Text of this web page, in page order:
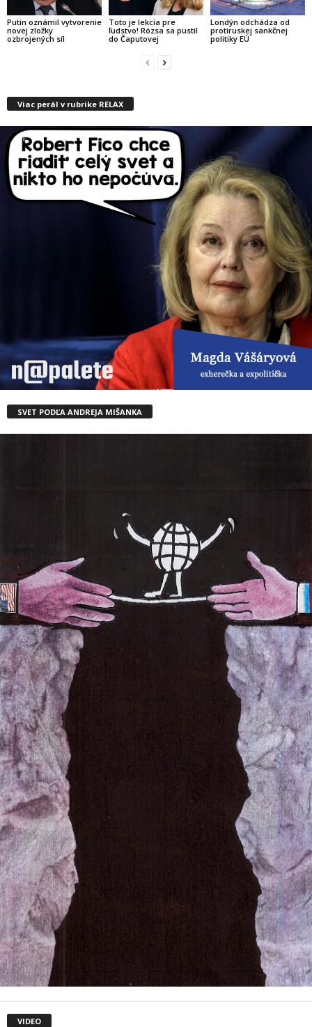
Putin oznámil vytvorenie
novej zložky
ozbrojených síl
Toto je lekcia pre
ľudstvo! Rózsa sa pustil
do Čaputovej
Londýn odchádza od
protiruskej sankčnej
politiky EÚ
Viac perál v rubrike RELAX
SVET PODĽA ANDREJA MIŠANKA
VIDEO